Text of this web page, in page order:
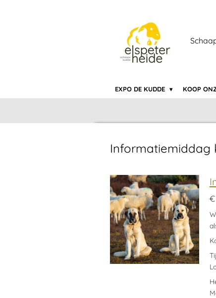
EXPO DE KUDDE KOOP
Informatiemiddag